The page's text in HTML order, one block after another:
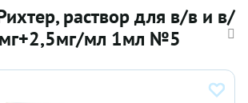
раствор для в/в и в/
мл 1мл №5